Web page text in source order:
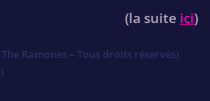
(la suite ici)
The Ramones – Tous droits réservés)